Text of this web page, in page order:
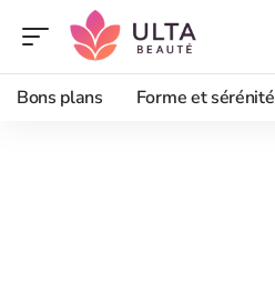
Bons plans Forme et sérénité